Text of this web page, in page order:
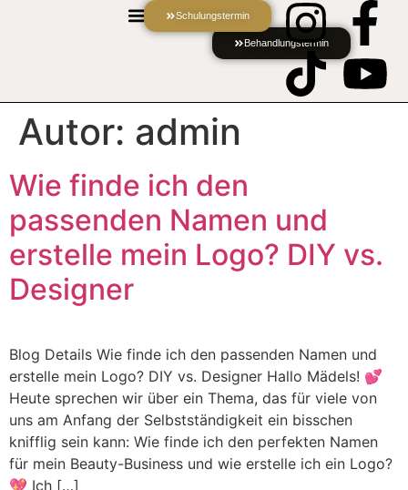
Behandlungstermin
Schulungstermin
Autor: admin
Wie finde ich den
passenden Namen und
erstelle mein Logo? DIY vs.
Designer
Blog Details Wie finde ich den passenden Namen und
erstelle mein Logo? DIY vs. Designer Hallo Mädels! 💕
Heute sprechen wir über ein Thema, das für viele von
uns am Anfang der Selbstständigkeit ein bisschen
knifflig sein kann: Wie finde ich den perfekten Namen
für mein Beauty-Business und wie erstelle ich ein Logo?
💖 Ich […]